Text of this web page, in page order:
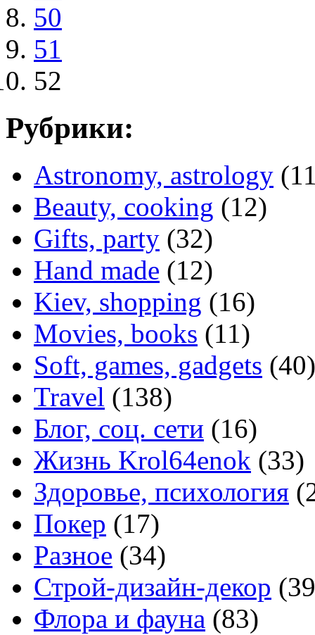
50
51
52
Рубрики:
Astronomy, astrology
Beauty, cooking (12)
Gifts, party (32)
Hand made (12)
Kiev, shopping (16)
Movies, books (11)
Soft, games, gadgets (40)
Travel (138)
Блог, соц. сети (16)
Жизнь Krol64enok (33)
Здоровье, психология
Покер (17)
Разное (34)
Строй-дизайн-декор
Флора и фауна (83)